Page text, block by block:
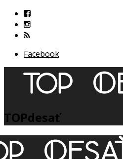
Facebook
TOPdesať